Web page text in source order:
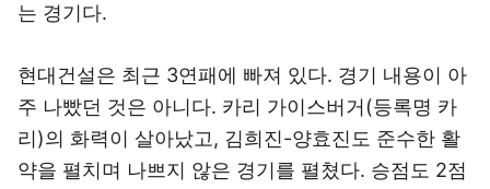
는 경기다.
현대건설은 최근 3연패에 빠져 있다. 경기 내용이 아
주 나빴던 것은 아니다. 카리 가이스버거(등록명 카
리)의 화력이 살아났고, 김희진-양효진도 준수한 활
약을 펼치며 나쁘지 않은 경기를 펼쳤다. 승점도 2점